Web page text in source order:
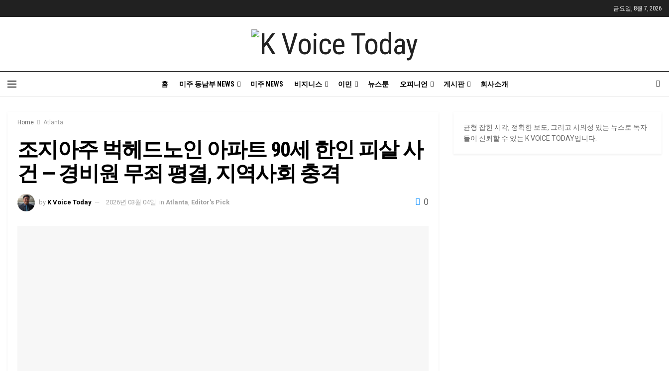
금요일, 8월 7, 2026
홈 미주 동남부 NEWS 미주 NEWS 비지니스 이민 뉴스툰 오피니언 게시판 회사소개
Home Atlanta
조지아주 벅헤드노인 아파트 90세 한인 피살 사
건 — 경비원 무죄 평결, 지역사회 충격
by K Voice Today 2026년 03월 04일 in Atlanta Editor's Pick 0
균형 잡힌 시각, 정확한 보도, 그리고 시의성 있는 뉴스로 독자
들이 신뢰할 수 있는 K VOICE TODAY입니다.